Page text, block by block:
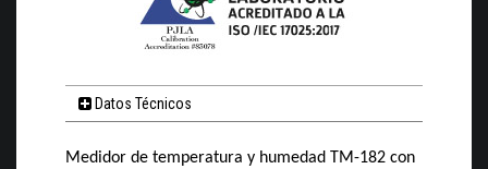
Datos Técnicos
Medidor de temperatura y humedad TM-182 con